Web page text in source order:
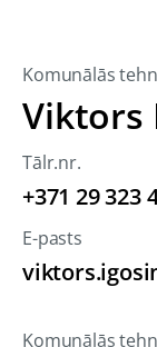
Komunālās
Viktors
Tālr.nr.
+371 29 323
E-pasts
Komunālās